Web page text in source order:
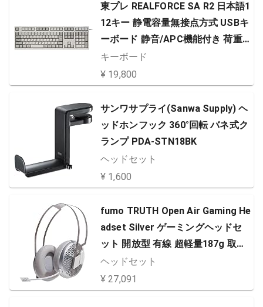
東プレ REALFORCE SA R2 日本語1
12キー 静電容量無接点方式 USBキ
ーボード 静音/APC機能付き 荷重3
0g 昇華印刷 かな表記あり アイボ
リー R2SA-JP3-IV
キーボード
¥ 19,800
サンワサプライ(Sanwa Supply) ヘ
ッドホンフック 360°回転 バネ式ク
ランプ PDA-STN18BK
ヘッドセット
¥ 1,600
fumo TRUTH Open Air Gaming He
adset Silver ゲーミングヘッドセ
ット 開放型 有線 超軽量187g 取り
外しマイク
ヘッドセット
¥ 27,091